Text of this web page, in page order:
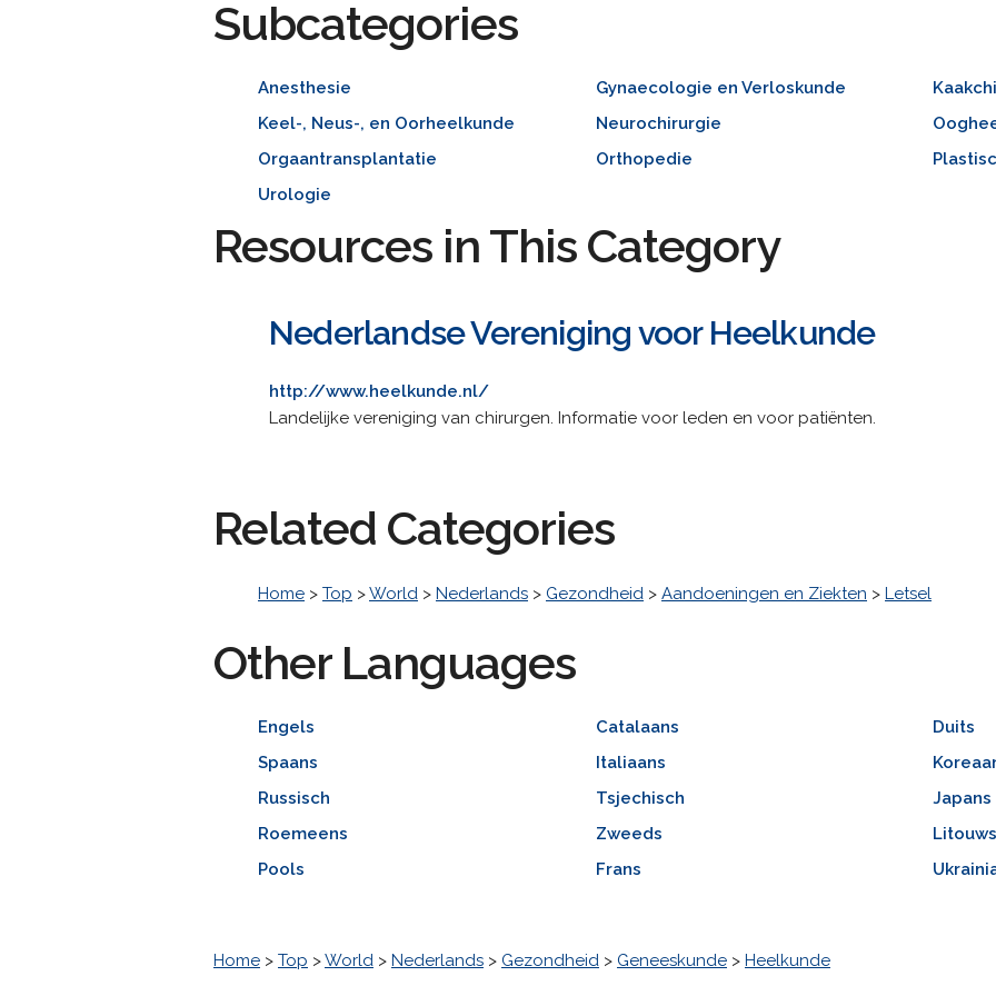
Subcategories
Anesthesie Gynaecologie en Verloskunde
Keel-, Neus-, en Oorheelkunde
Neurochirurgie
Orgaantransplantatie
Orthopedie
Urologie
Resources in This Category
Nederlandse Vereniging voor Heelkunde
http://www.heelkunde.nl/
Landelijke vereniging van chirurgen. Informatie voor leden en voor patiënten.
Related Categories
Home > Top >World > Nederlands > Gezondheid > Aandoeningen en Ziekten > Letsel
Other Languages
Engels Catalaans
Duits
Spaans
Italiaans
Russisch
Tsjechisch
Japans
Roemeens
Zweeds
Litouws
Pools
Frans
Home > Top >World > Nederlands > Gezondheid > Geneeskunde > Heelkunde